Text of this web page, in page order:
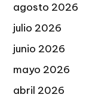
agosto 2026
julio 2026
junio 2026
mayo 2026
abril 2026